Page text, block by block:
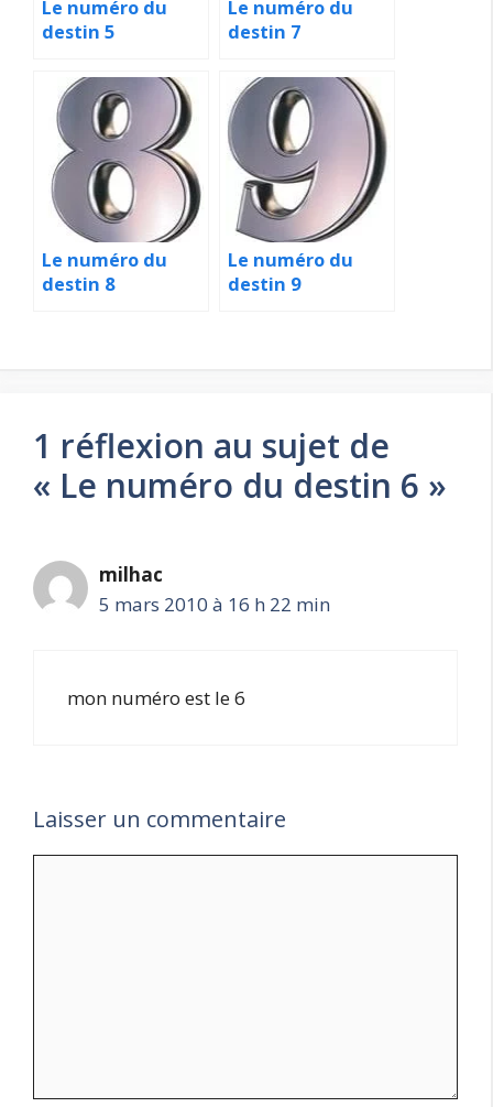
Le numéro du
destin 5
Le numéro du
destin 7
Le numéro du
destin 8
Le numéro du
destin 9
1 réflexion au sujet de
« Le numéro du destin 6 »
milhac
5 mars 2010 à 16 h 22 min
mon numéro est le 6
Laisser un commentaire